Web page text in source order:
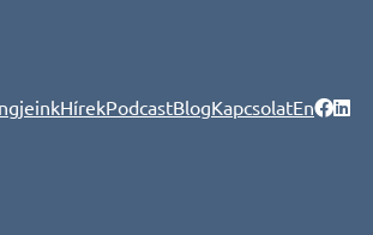
HírekPodcastBlogKapcsolatEn